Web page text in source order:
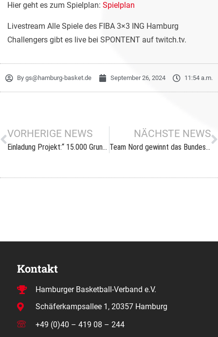
Hier geht es zum Spielplan: Spielplan
Livestream Alle Spiele des FIBA 3×3 ING Hamburg
Challengers gibt es live bei SPONTENT auf twitch.tv.
By gs@hamburg-basket.de September 26, 2024 11:54 a.m.
VORHERIGE NEWS
Einladung Projekt:“ 15.000 Grundschulen“
NÄCHSTE NEWS
Team Nord gewinnt das Bundesjugendlager 2024 in Heidelberg
Kontakt
Hamburger Basketball-Verband e.V.
Schäferkampsallee 1, 20357 Hamburg
+49 (0)40 – 419 08 – 244